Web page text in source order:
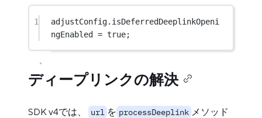
1
adjustConfig.isDeferredDeeplinkOpeni
ngEnabled = true;
ディープリンクの解決
SDK v4では、 url を processDeeplink メソッド